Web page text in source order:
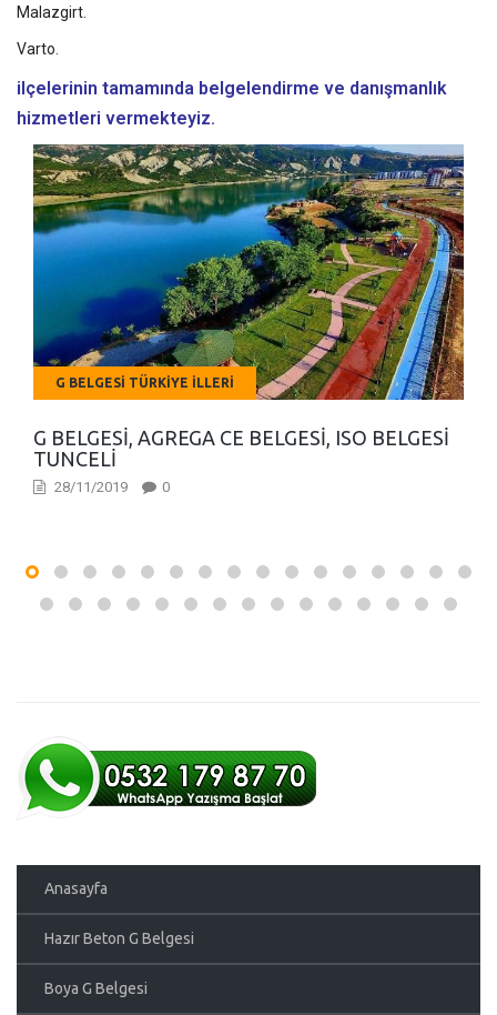
Malazgirt.
Varto.
ilçelerinin tamamında belgelendirme ve danışmanlık
hizmetleri vermekteyiz.
G BELGESI TÜRKIYE İLLERI
G BELGESI, AGREGA CE BELGESI, ISO BELGESI
TUNCELI
28/11/2019 0
Anasayfa
Hazır Beton G Belgesi
Boya G Belgesi